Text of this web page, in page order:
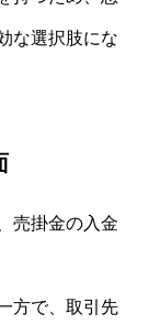
な選択肢にな
売掛金の入金
方で、取引先